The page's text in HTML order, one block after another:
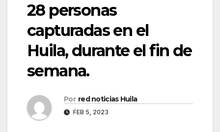
28 personas
capturadas en el
Huila, durante el fin de
semana.
Por red noticias Huila
FEB 5, 2023